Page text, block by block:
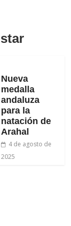
Nueva
medalla
andaluza
para la
natación de
Arahal
4 de agosto de
2025